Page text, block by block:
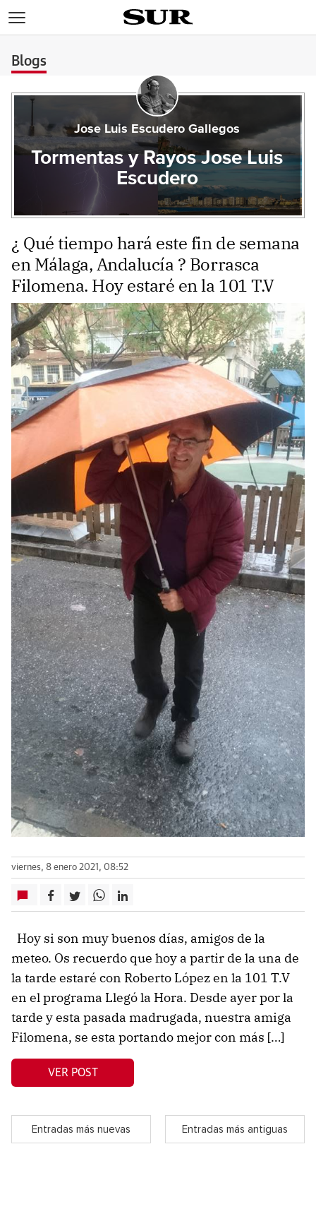
Blogs
Jose Luis Escudero Gallegos
Tormentas y Rayos Jose Luis
Escudero
¿ Qué tiempo hará este fin de semana
en Málaga, Andalucía ? Borrasca
Filomena. Hoy estaré en la 101 T.V
viernes, 8 enero 2021, 08:52
Hoy si son muy buenos días, amigos de la
meteo. Os recuerdo que hoy a partir de la una de
la tarde estaré con Roberto López en la 101 T.V
en el programa Llegó la Hora. Desde ayer por la
tarde y esta pasada madrugada, nuestra amiga
Filomena, se esta portando mejor con más […]
VER POST
Entradas más nuevas Entradas más antiguas